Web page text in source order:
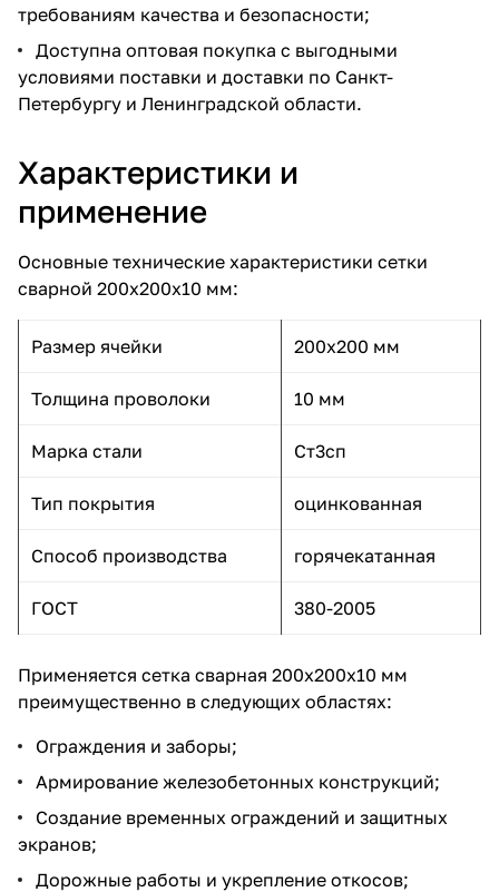
требованиям качества и безопасности;
Доступна оптовая покупка с выгодными
условиями поставки и доставки по Санкт-
Петербургу и Ленинградской области.
Характеристики и
применение
Основные технические характеристики сетки
сварной 200х200х10 мм:
Размер ячейки 200x200 мм
Толщина проволоки 10 мм
Марка стали Ст3сп
Тип покрытия оцинкованная
Способ производства горячекатанная
ГОСТ 380-2005
Применяется сетка сварная 200х200х10 мм
преимущественно в следующих областях:
Ограждения и заборы;
Армирование железобетонных конструкций;
Создание временных ограждений и защитных
экранов;
Дорожные работы и укрепление откосов;